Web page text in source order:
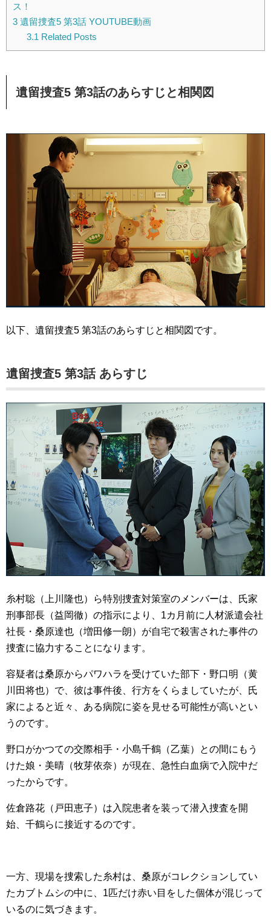
ス！
3 遺留捜査5 第3話 YOUTUBE動画
3.1 Related Posts
遺留捜査5 第3話のあらすじと相関図
以下、遺留捜査5 第3話のあらすじと相関図です。
遺留捜査5 第3話 あらすじ
糸村聡（上川隆也）
ら特別捜査対策室のメンバーは、氏家
刑事部長（益岡徹）の指示により、1カ月前に人材派遣会社
社長・桑原達也（増田修一朗）が自宅で殺害された事件の
捜査に協力することになります。
容疑者は桑原からパワハラを受けていた部下・野口明（黄
川田将也）で、彼は事件後、行方をくらましていたが、氏
家によると近々、ある病院に姿を見せる可能性が高いとい
うのです。
野口がかつての交際相手・小島千鶴（乙葉）との間にもう
けた娘・美晴（牧芽依奈）が現在、急性白血病で入院中だ
ったからです。
佐倉路花（戸田恵子） は入院患者を装って潜入捜査を開
始、千鶴らに接近するのです。
一方、現場を捜索した糸村は、桑原がコレクションしてい
たカブトムシの中に、1匹だけ赤い目をした個体が混じって
いるのに気づきます。